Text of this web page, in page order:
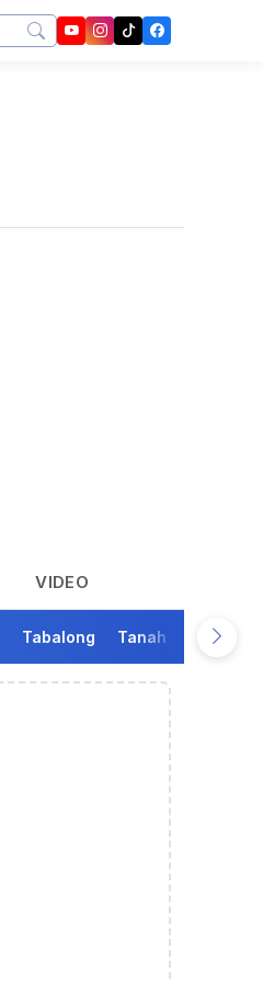
VIDEO
Tabalong Tanah Bumbu